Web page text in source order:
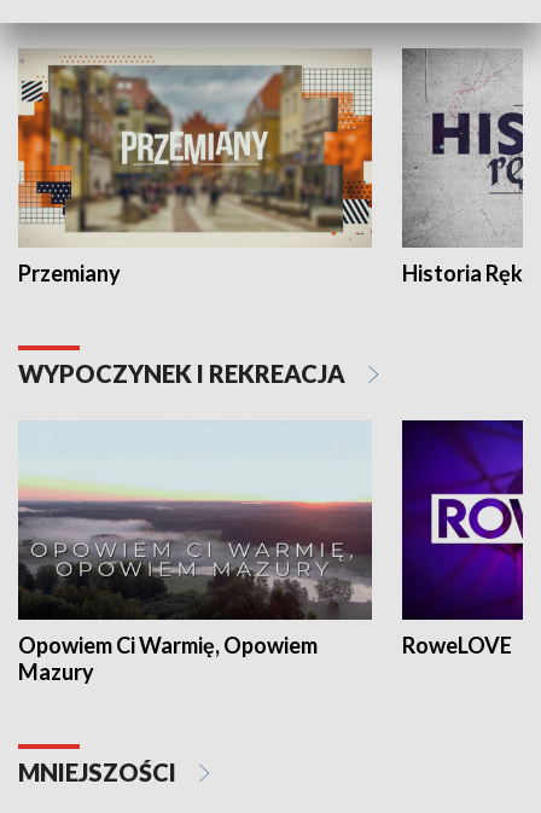
Przemiany Historia Ręką
WYPOCZYNEK I REKREACJA
Opowiem Ci Warmię, Opowiem
Mazury
RoweLOVE
MNIEJSZOŚCI